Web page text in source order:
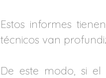
Estos informes
técnicos van
De este modo, si